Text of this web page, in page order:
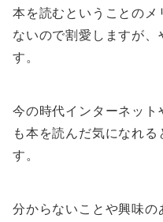
本を読むということのメ
ないので割愛しますが
す。
今の時代インターネット
も本を読んだ気になれ
す。
分からないことや興味